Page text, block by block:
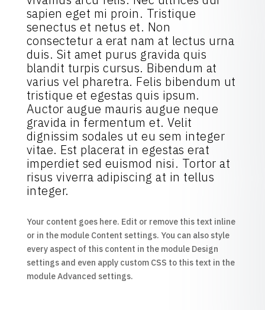
sapien eget mi proin. Tristique
senectus et netus et. Non
consectetur a erat nam at lectus urna
duis. Sit amet purus gravida quis
blandit turpis cursus. Bibendum at
varius vel pharetra. Felis bibendum ut
tristique et egestas quis ipsum.
Auctor augue mauris augue neque
gravida in fermentum et. Velit
dignissim sodales ut eu sem integer
vitae. Est placerat in egestas erat
imperdiet sed euismod nisi. Tortor at
risus viverra adipiscing at in tellus
integer.
Your content goes here. Edit or remove this text inline
or in the module Content settings. You can also style
every aspect of this content in the module Design
settings and even apply custom CSS to this text in the
module Advanced settings.